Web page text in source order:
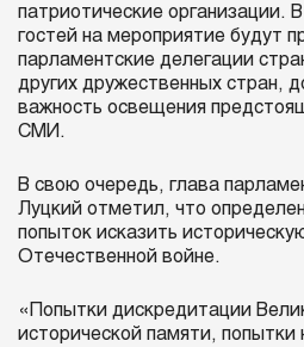
патриотические организации.
гостей на мероприятие будут
парламентские делегации
других дружественных стран,
важность освещения
СМИ.
В свою очередь, глава
Луцкий отметил, что
попыток исказить
Отечественной войне.
«Попытки дискредитации
исторической памяти, попытки